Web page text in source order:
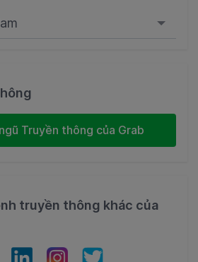
Truyền thông của Grab
truyền thông khác của